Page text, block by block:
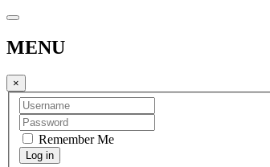
MENU
×
Remember Me